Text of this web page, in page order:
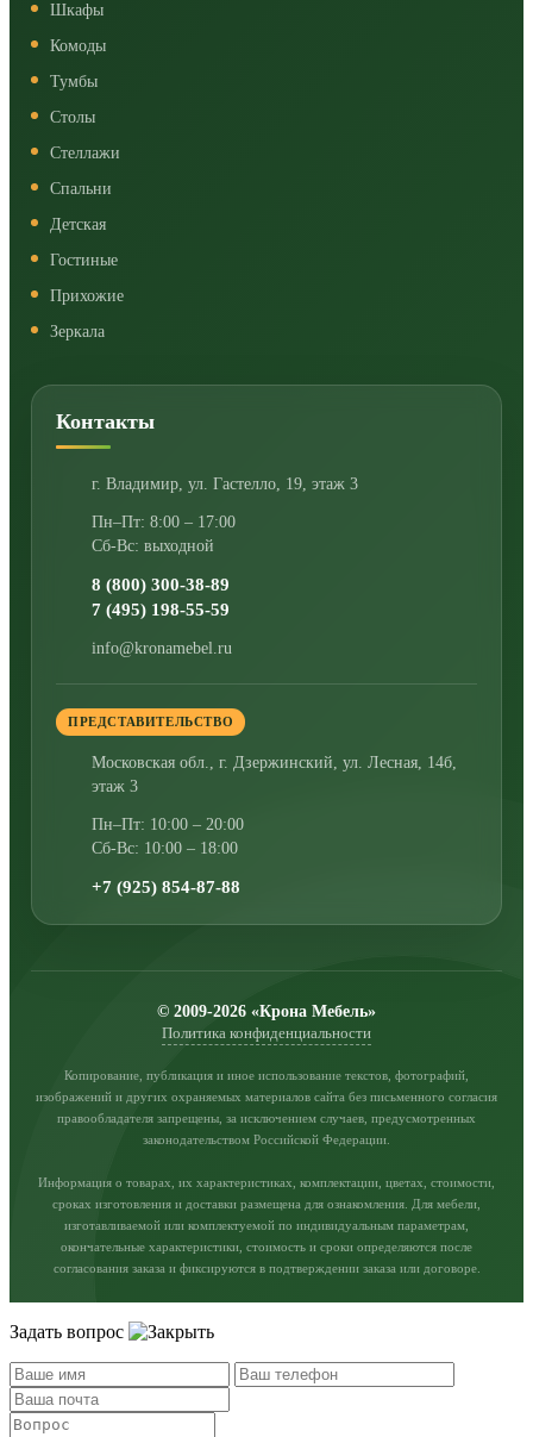
Шкафы
Комоды
Тумбы
Столы
Стеллажи
Спальни
Детская
Гостиные
Прихожие
Зеркала
Контакты
г. Владимир, ул. Гастелло, 19, этаж 3
Пн–Пт: 8:00 – 17:00
Сб-Вс: выходной
8 (800) 300-38-89
7 (495) 198-55-59
info@kronamebel.ru
ПРЕДСТАВИТЕЛЬСТВО
Московская обл., г. Дзержинский, ул. Лесная, 14б,
этаж 3
Пн–Пт: 10:00 – 20:00
Сб-Вс: 10:00 – 18:00
+7 (925) 854-87-88
© 2009-2026 «Крона Мебель»
Политика конфиденциальности
Копирование, публикация и иное использование текстов, фотографий,
изображений и других охраняемых материалов сайта без письменного согласия
правообладателя запрещены, за исключением случаев, предусмотренных
законодательством Российской Федерации.
Информация о товарах, их характеристиках, комплектации, цветах, стоимости,
сроках изготовления и доставки размещена для ознакомления. Для мебели,
изготавливаемой или комплектуемой по индивидуальным параметрам,
окончательные характеристики, стоимость и сроки определяются после
согласования заказа и фиксируются в подтверждении заказа или договоре.
Задать вопрос